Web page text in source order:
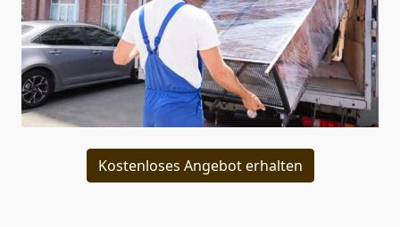
Kostenloses Angebot erhalten